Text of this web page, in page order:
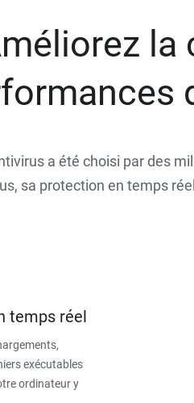
la
a été choisi par des
sa protection en temps
temps réel
exécutables
ordinateur y